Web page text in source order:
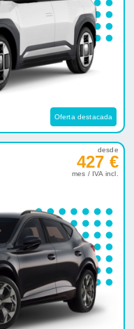
Oferta destacada
desde
427 €
mes / IVA incl.